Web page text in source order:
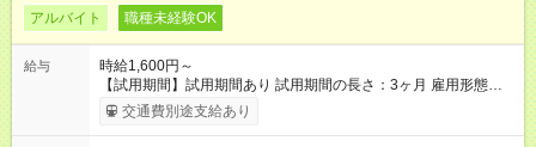
アルバイト 職種未経験OK
給与
時給1,600円～
【試用期間】試用期間あり 試用期間の長さ：3ヶ月 雇用形態、
給与は本採用時と同じです。
交通費別途支給あり